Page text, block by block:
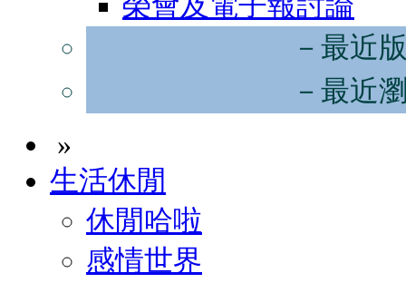
－最近
－最近
»
生活休閒
休閒哈啦
感情世界